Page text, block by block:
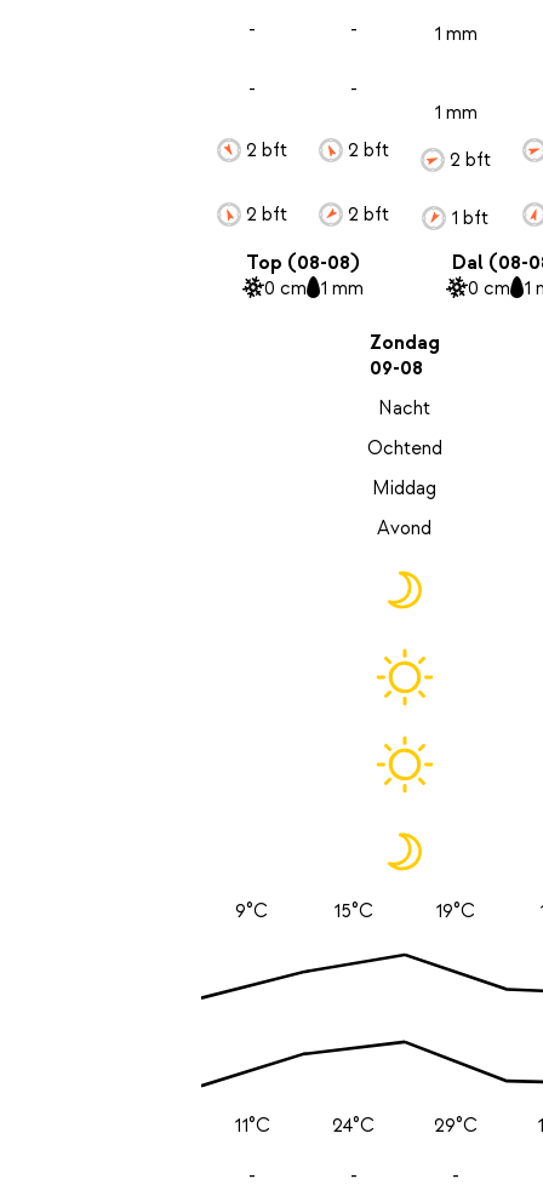
-
-
2 bft
2 bft
-
-
2 bft
2 bft
1 mm
1 mm
2 bft
1 bft
Top (08-08)
0 cm 1 mm
Dal (08-
0 cm 1
Zondag
09-08
Nacht
Ochtend
Middag
Avond
9°C
11°C
-
15°C
24°C
-
19°C
29°C
-